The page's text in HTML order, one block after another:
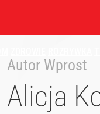
Autor Wprost
Alicja